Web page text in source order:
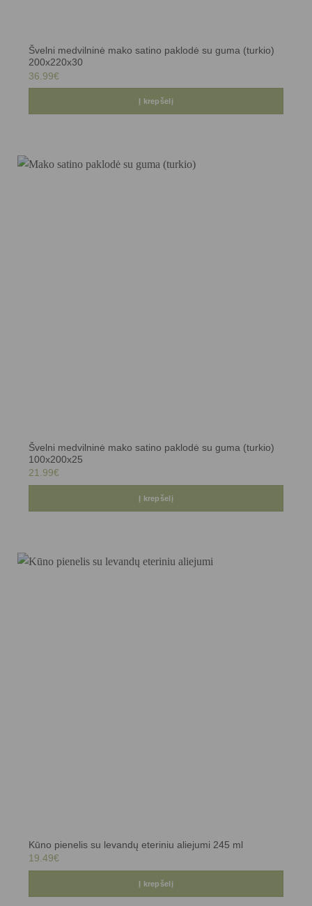
Švelni medvilninė mako satino paklodė su guma (turkio)
200x220x30
36.99€
Į krepšelį
Švelni medvilninė mako satino paklodė su guma (turkio)
100x200x25
21.99€
Į krepšelį
Kūno pienelis su levandų eteriniu aliejumi 245 ml
19.49€
Į krepšelį